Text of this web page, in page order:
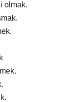
olmak.